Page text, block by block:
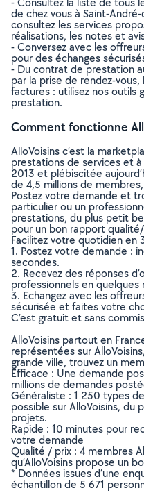
de chez vous à Saint-
consultez les services
réalisations, les notes et
- Conversez avec les
pour des échanges
- Du contrat de prestation
par la prise de rendez-
factures : utilisez nos outils
prestation.
Comment fonctionne
AlloVoisins c’est la
prestations de services et
2013 et plébiscitée
de 4,5 millions de
Postez votre demande et
particulier ou un
prestations, du plus petit
pour un bon rapport
Facilitez votre quotidien en
1. Postez votre demande :
secondes.
2. Recevez des réponses
professionnels en quelques
3. Echangez avec les
sécurisée et faites votre
C’est gratuit et sans
AlloVoisins partout en
représentées sur
grande ville, trouvez un
Efficace : Une demande
millions de demandes
Généraliste : 1 250 types
possible sur AlloVoisins, du
projets.
Rapide : 10 minutes pour
votre demande
Qualité / prix : 4 membres
qu’AlloVoisins propose un
* Données issues d’une
échantillon de 5 671